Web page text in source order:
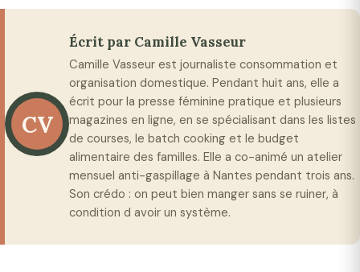
CV
Écrit par Camille Vasseur
Camille Vasseur est journaliste consommation et
organisation domestique. Pendant huit ans, elle a
écrit pour la presse féminine pratique et plusieurs
magazines en ligne, en se spécialisant dans les listes
de courses, le batch cooking et le budget
alimentaire des familles. Elle a co-animé un atelier
mensuel anti-gaspillage à Nantes pendant trois ans.
Son crédo : on peut bien manger sans se ruiner, à
condition d avoir un système.